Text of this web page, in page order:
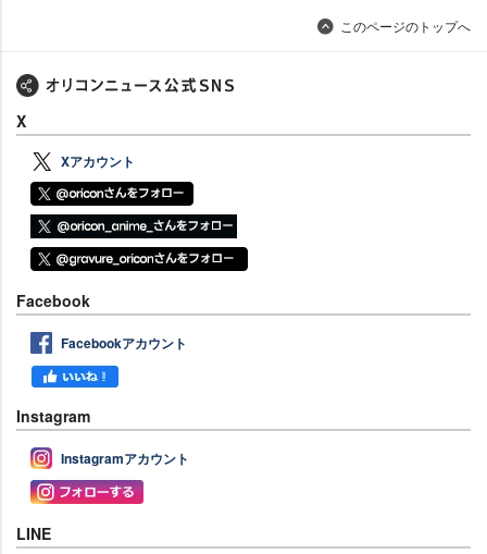
このページのトップへ
X
Xアカウント
Facebook
Facebookアカウント
Instagram
Instagramアカウント
LINE